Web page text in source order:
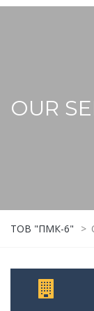
OUR
ТОВ "ПМК-6" >